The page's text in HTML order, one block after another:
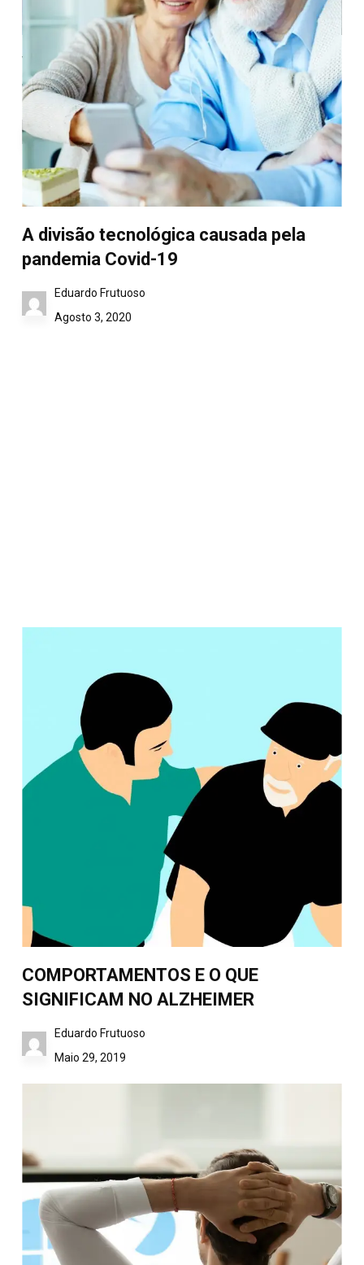
Vacinas contra gripe e pneumonia
tendem a reduzir o risco de Alzheimer
Eduardo Frutuoso
Agosto 12, 2020
A divisão tecnológica causada pela
pandemia Covid-19
Eduardo Frutuoso
Agosto 3, 2020
COMPORTAMENTOS E O QUE
SIGNIFICAM NO ALZHEIMER
Eduardo Frutuoso
Maio 29, 2019